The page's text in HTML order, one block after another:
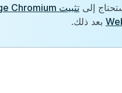
تثبيت Edge Chromium
بعد ذلك.